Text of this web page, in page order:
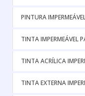
PINTURA
TINTA IMPERMEÁVEL
TINTA ACRÍLICA
TINTA EXTERNA